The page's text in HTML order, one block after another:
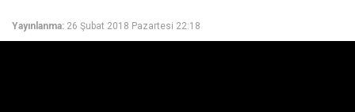
Yayınlanma: 26 Şubat 2018 Pazartesi 22:18